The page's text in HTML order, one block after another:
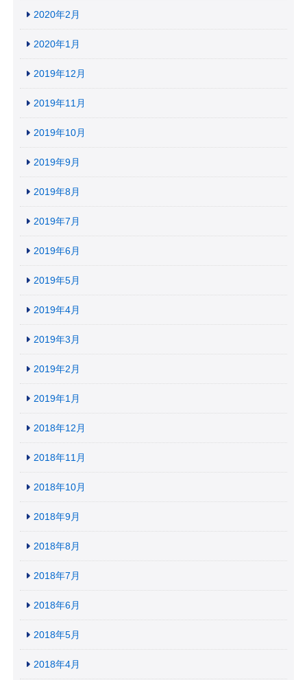
2020年2月
2020年1月
2019年12月
2019年11月
2019年10月
2019年9月
2019年8月
2019年7月
2019年6月
2019年5月
2019年4月
2019年3月
2019年2月
2019年1月
2018年12月
2018年11月
2018年10月
2018年9月
2018年8月
2018年7月
2018年6月
2018年5月
2018年4月